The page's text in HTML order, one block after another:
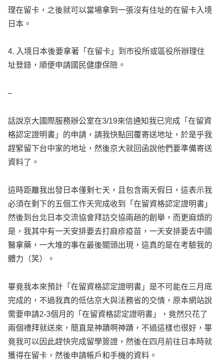
理在留卡，之後就可以當場拿到一張沒有住址的在留卡入境
日本。
4. 入境日本後要拿著「在留卡」到市役所或區役所辦理住
址登錄，順便申請國民健康保險。
–
話說京大國際服務辦公室在3/19來信通知我已完成「在留資
格認定證明書」的申請，請我快點回覆寄送地址，於是乎我
趕緊留下台中家的地址，然後京大就回函說他們要準備寄送
資料了。
這時距離我出發日本僅剩七天，且包含兩天假日，這表示我
必須在剩下的五個工作天完成收到「在留資格認定證明書」
然後到台北日本交流協會拜訪交協兩趟的創舉，而更麻煩的
是，我其中有一天安排要去打麻疹疫苗，一天安排要去中國
醫拿藥，一大堆的事在最後關頭出現，這真的是在考驗我的
體力（笑）。
畢竟我本來預計「在留資格認定證明書」是不可能在三月底
完成的，不過我真的低估京大與法務省的交情，原本網站說
需要申請2-3個月的「在留資格認定證明書」，竟然只花了
兩個禮拜就送來，簡直是神蹟啊神蹟，不過這樣也很好，畢
竟我可以因此趕快完成留學簽證，然後在四月前往日本時就
獲得在留卡，然後申請帳戶和手機的資料。